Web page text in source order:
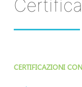
CERTIFICAZIONI